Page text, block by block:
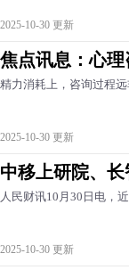
2025-10-30 更新
焦点讯息：心
精力消耗上，咨询过程
2025-10-30 更新
中移上研院、
人民财讯10月30日电，
2025-10-30 更新